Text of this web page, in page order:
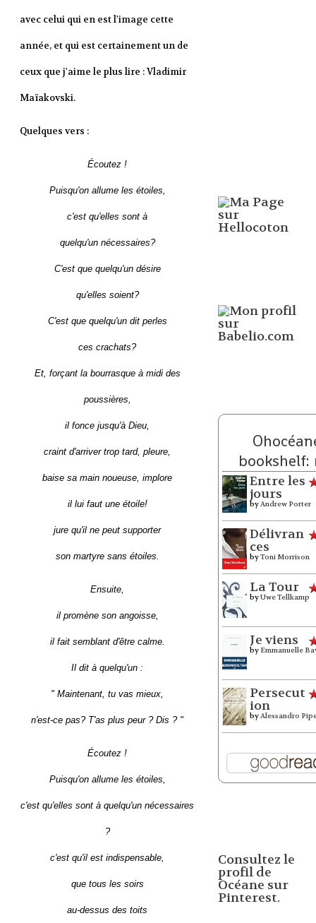
avec celui qui en est l'image cette
année, et qui est certainement un de
ceux que j'aime le plus lire : Vladimir
Maïakovski.
Quelques vers :
Écoutez !
Puisqu'on allume les étoiles,
c'est qu'elles sont à
quelqu'un nécessaires?
C'est que quelqu'un désire
qu'elles soient?
C'est que quelqu'un dit perles
ces crachats?
Et, forçant la bourrasque à midi des
poussières,
il fonce jusqu'à Dieu,
craint d'arriver trop tard, pleure,
baise sa main noueuse, implore
il lui faut une étoile!
jure qu'il ne peut supporter
son martyre sans étoiles.
Ensuite,
il promène son angoisse,
il fait semblant d'être calme.
Il dit à quelqu'un :
" Maintenant, tu vas mieux,
n'est-ce pas? T'as plus peur ? Dis ? "
Écoutez !
Puisqu'on allume les étoiles,
c'est qu'elles sont à quelqu'un nécessaires
?
c'est qu'il est indispensable,
que tous les soirs
au-dessus des toits
bookshelf:
Entre les
jours
byAndrew Porter
Délivran
ces
byToni Morrison
La Tour
byUwe Tellkamp
Je viens
by Emmanuelle
Persecut
ion
byAlessandro
Consultez le
profil de
Océane sur
Pinterest.